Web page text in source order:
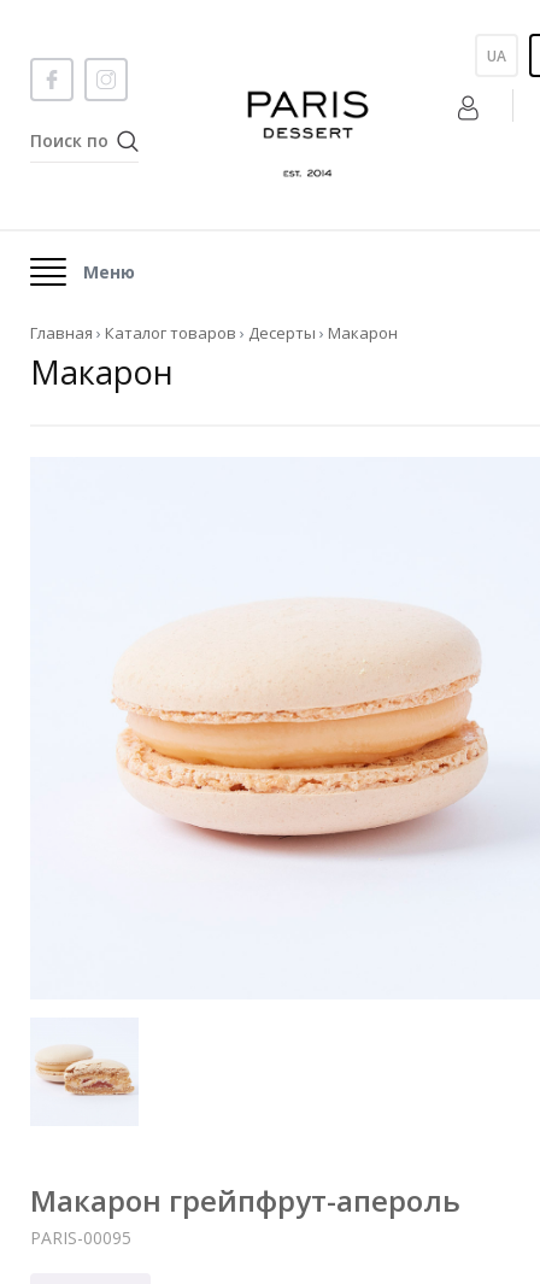
UA
Меню
Главная › Каталог товаров › Десерты › Макарон
Макарон
Макарон грейпфрут-апероль
PARIS-00095